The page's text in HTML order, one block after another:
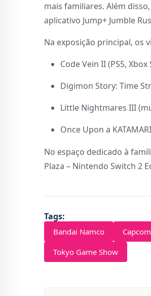
mais familiares. Além
aplicativo Jump+ Jumble
Na exposição principal, os
Code Vein II (PS5, Xbox
Digimon Story: Time
Little Nightmares III
Once Upon a
No espaço dedicado à
Plaza – Nintendo Switch 2
Tags:
Bandai Namco
Capcom
Tokyo Game Show